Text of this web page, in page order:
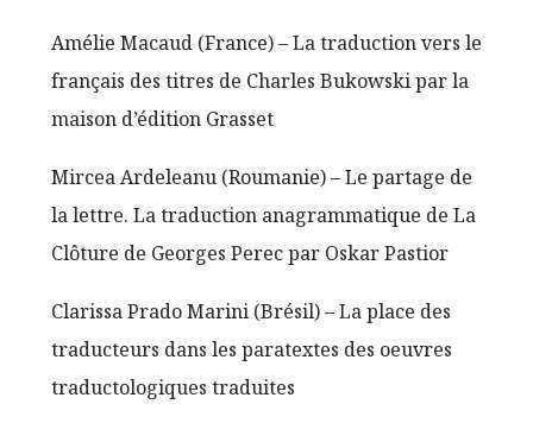
Amélie Macaud (France) – La traduction vers le
français des titres de Charles Bukowski par la
maison d’édition Grasset
Mircea Ardeleanu (Roumanie) – Le partage de
la lettre. La traduction anagrammatique de La
Clôture de Georges Perec par Oskar Pastior
Clarissa Prado Marini (Brésil) – La place des
traducteurs dans les paratextes des oeuvres
traductologiques traduites